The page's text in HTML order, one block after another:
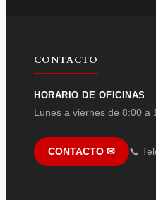
CONTACTO
HORARIO DE OFICINAS
Lunes a viernes de 8:00 a
CONTACTO ✉ 📞